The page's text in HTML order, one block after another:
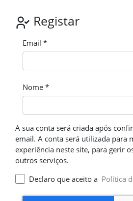
Registar
Email *
Nome *
A sua conta será criada após
email. A conta será utilizada para
experiência neste site, para gerir
outros serviços.
Declaro que aceito a Política